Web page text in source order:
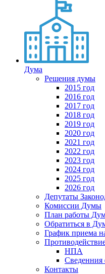
Дума
Решения думы
2015 год
2016 год
2017 год
2018 год
2019 год
2020 год
2021 год
2022 год
2023 год
2024 год
2025 год
2026 год
Депутаты
Комиссии Думы
План работы
Обратиться в
График приема
НПА
Сведенния
Контакты